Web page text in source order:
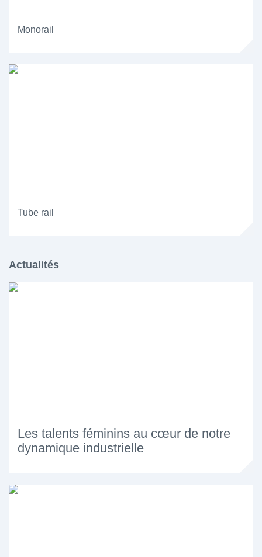
Monorail
Tube rail
Actualités
Les talents féminins au cœur de notre
dynamique industrielle